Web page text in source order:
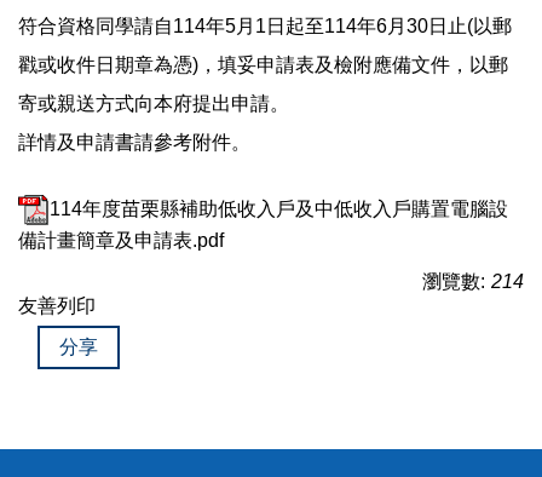
符合資格同學請自114年5月1日起至114年6月30日止(以郵
戳或收件日期章為憑)，填妥申請表及檢附應備文件，以郵
寄或親送方式向本府提出申請。
詳情及申請書請參考附件。
114年度苗栗縣補助低收入戶及中低收入戶購置電腦設
備計畫簡章及申請表.pdf
瀏覽數: 214
友善列印
分享